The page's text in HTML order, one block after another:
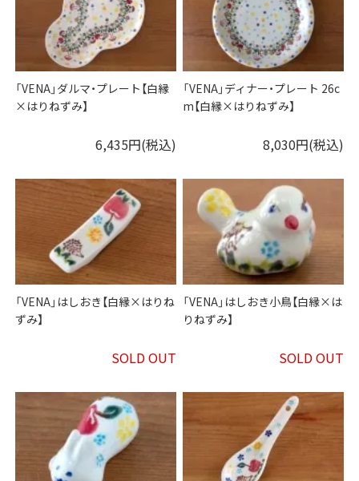
「VENA」ダルマ・プレート【白縁
×はりねずみ】
6,435円(税込)
「VENA」ディナー・プレート 26c
m【白縁×はりねずみ】
8,030円(税込)
「VENA」はしおき【白縁×はりね
ずみ】
SOLD OUT
「VENA」はしおき小鳥【白縁×は
りねずみ】
SOLD OUT